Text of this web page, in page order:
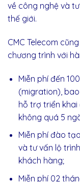
về công nghệ và
thế giới.
CMC Telecom
chương trình với
Miễn phí đến
(migration),
hỗ trợ triển
không quá 5
Miễn phí đào
và tư vấn lộ
khách hàng;
Miễn phí 02